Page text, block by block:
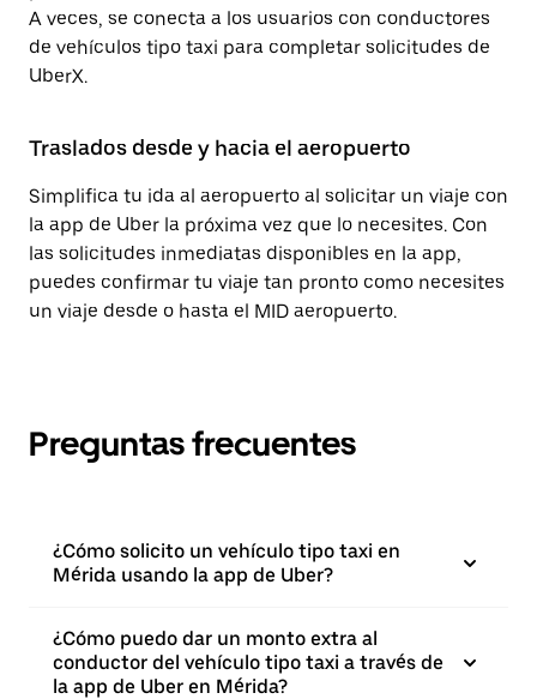
A veces, se conecta a los usuarios con conductores
de vehículos tipo taxi para completar solicitudes de
UberX.
Traslados desde y hacia el aeropuerto
Simplifica tu ida al aeropuerto al solicitar un viaje con
la app de Uber la próxima vez que lo necesites. Con
las solicitudes inmediatas disponibles en la app,
puedes confirmar tu viaje tan pronto como necesites
un viaje desde o hasta el MID aeropuerto.
Preguntas frecuentes
¿Cómo solicito un vehículo tipo taxi en
Mérida usando la app de Uber?
¿Cómo puedo dar un monto extra al
conductor del vehículo tipo taxi a través de
la app de Uber en Mérida?